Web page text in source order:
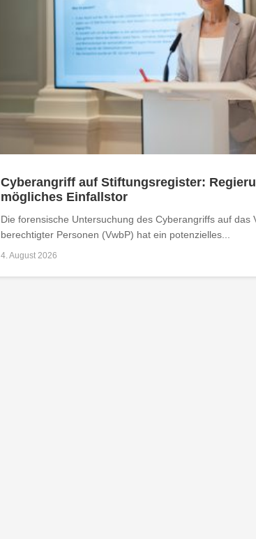
Cyberangriff auf Stiftungsregister:
mögliches Einfallstor
Die forensische Untersuchung des Cyberangriffs auf das
berechtigter Personen (VwbP) hat ein potenzielles...
4. August 2026